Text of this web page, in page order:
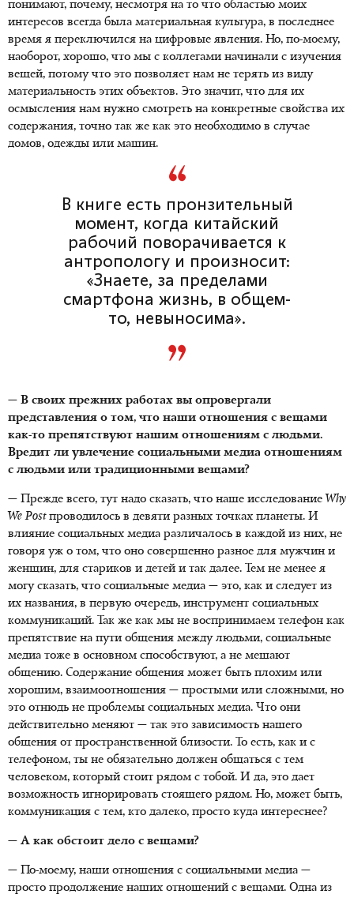
понимают, почему, несмотря на то что областью моих
интересов всегда была материальная культура, в последнее
время я переключился на цифровые явления. Но, по-моему,
наоборот, хорошо, что мы с коллегами начинали с изучения
вещей, потому что это позволяет нам не терять из виду
материальность этих объектов. Это значит, что для их
осмысления нам нужно смотреть на конкретные свойства их
содержания, точно так же как это необходимо в случае
домов, одежды или машин.
В книге есть пронзительный
момент, когда китайский
рабочий поворачивается к
антропологу и произносит:
«Знаете, за пределами
смартфона жизнь, в общем-
то, невыносима».
— В своих прежних работах вы опровергали
представления о том, что наши отношения с вещами
как-то препятствуют нашим отношениям с людьми.
Вредит ли увлечение социальными медиа отношениям
с людьми или традиционными вещами?
— Прежде всего, тут надо сказать, что наше исследование Why
We Postпроводилось в девяти разных точках планеты. И
влияние социальных медиа различалось в каждой из них, не
говоря уж о том, что оно совершенно разное для мужчин и
женщин, для стариков и детей и так далее. Тем не менее я
могу сказать, что социальные медиа — это, как и следует из
их названия, в первую очередь, инструмент социальных
коммуникаций. Так же как мы не воспринимаем телефон как
препятствие на пути общения между людьми, социальные
медиа тоже в основном способствуют, а не мешают
общению. Содержание общения может быть плохим или
хорошим, взаимоотношения — простыми или сложными, но
это отнюдь не проблемы социальных медиа. Что они
действительно меняют — так это зависимость нашего
общения от пространственной близости. То есть, как и с
телефоном, ты не обязательно должен общаться с тем
человеком, который стоит рядом с тобой. И да, это дает
возможность игнорировать стоящего рядом. Но, может быть,
коммуникация с тем, кто далеко, просто куда интереснее?
— А как обстоит дело с вещами?
— По-моему, наши отношения с социальными медиа —
просто продолжение наших отношений с вещами. Одна из